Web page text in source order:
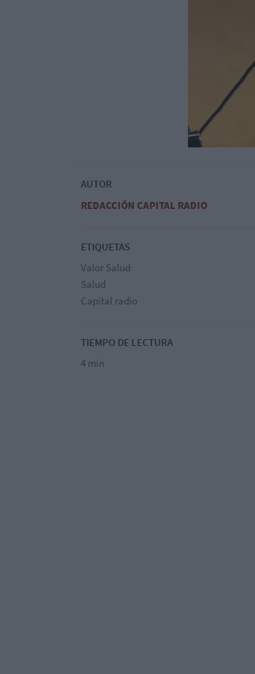
AUTOR
REDACCIÓN CAPITAL RADIO
ETIQUETAS
Valor Salud
Salud
Capital radio
TIEMPO DE LECTURA
4 min